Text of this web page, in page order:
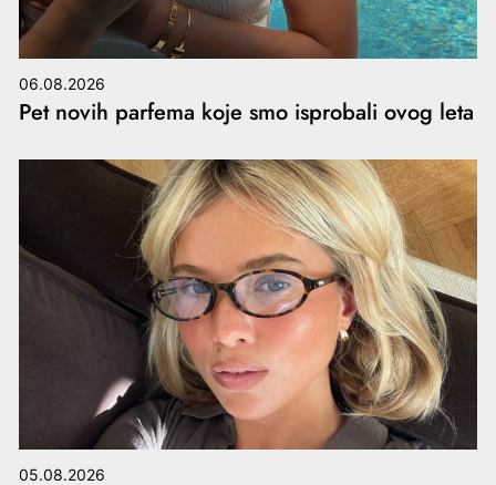
06.08.2026
Pet novih parfema koje smo isprobali ovog leta
05.08.2026